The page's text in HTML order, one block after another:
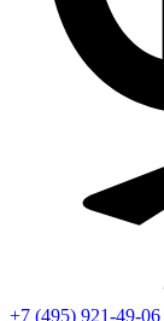
+7 (495) 921-49-06